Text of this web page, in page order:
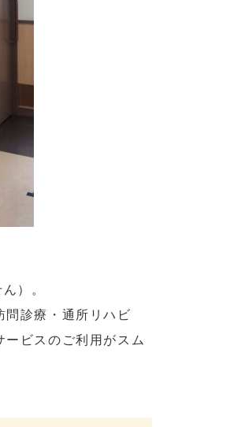
）。
問診療・通所リハビ
ビスのご利用がスム